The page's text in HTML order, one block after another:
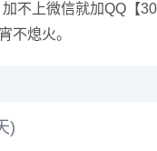
不上微信就加QQ【
不熄火。
)